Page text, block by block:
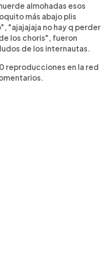
almohadas esos
más abajo plis
"ajajajaja no hay q perder
los choris", fueron
de los internautas.
reproducciones en la red